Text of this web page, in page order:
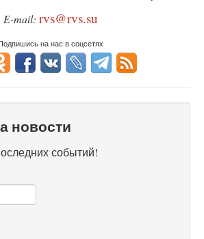
E-mail: rvs@rvs.su
на нас в соцсетях
новости
событий!